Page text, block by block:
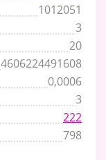
1012051
3
20
4606224491608
0,0006
3
222
798